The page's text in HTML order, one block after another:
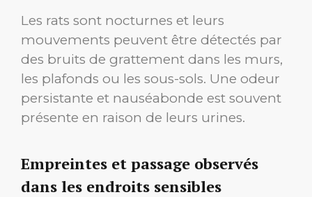
Les rats sont nocturnes et leurs
mouvements peuvent être détectés par
des bruits de grattement dans les murs,
les plafonds ou les sous-sols. Une odeur
persistante et nauséabonde est souvent
présente en raison de leurs urines.
Empreintes et passage observés
dans les endroits sensibles